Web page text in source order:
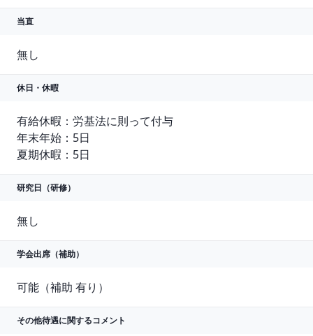
当直
無し
休日・休暇
有給休暇：労基法に則って付与
年末年始：5日
夏期休暇：5日
研究日（研修）
無し
学会出席（補助）
可能（補助 有り）
その他待遇に関するコメント